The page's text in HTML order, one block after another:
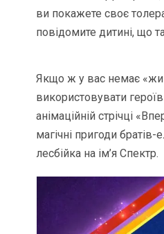
ви покажете своє
повідомите дитині, що
Якщо ж у вас немає
використовувати
анімаційній стрічці
магічні пригоди
лесбійка на ім’я Спектр.